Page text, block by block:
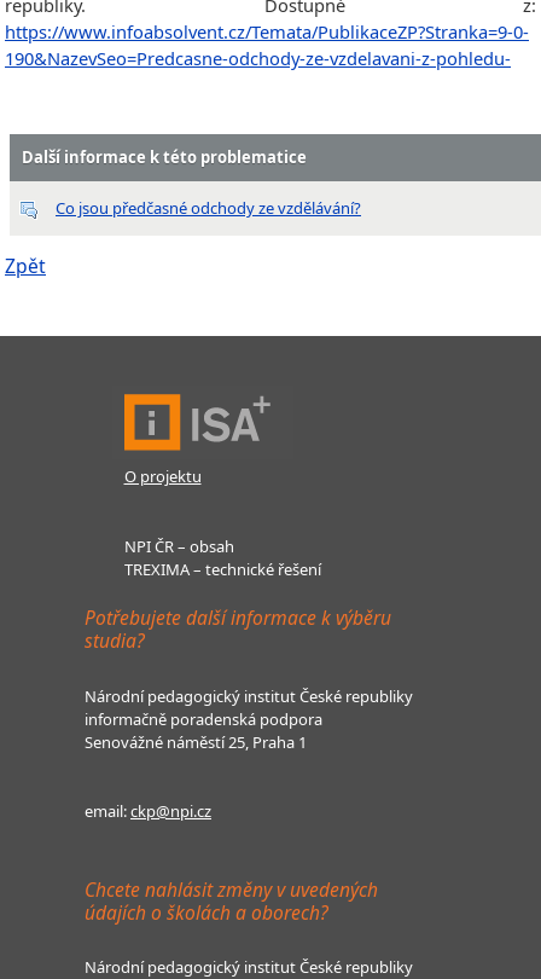
republiky. Dostupné z:
https://www.infoabsolvent.cz/Temata/PublikaceZP?Stranka=9-0-
190&NazevSeo=Predcasne-odchody-ze-vzdelavani-z-pohledu-
Další informace k této problematice
Co jsou předčasné odchody ze vzdělávání?
Zpět
O projektu
NPI ČR – obsah
TREXIMA – technické řešení
Potřebujete další informace k výběru
studia?
Národní pedagogický institut České republiky
informačně poradenská podpora
Senovážné náměstí 25, Praha 1
email:ckp@npi.cz
Chcete nahlásit změny v uvedených
údajích o školách a oborech?
Národní pedagogický institut České republiky